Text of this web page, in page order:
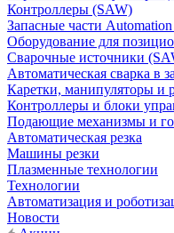
Контроллеры (SAW)
Запасные части
Оборудование для
Сварочные источники
Автоматическая сварка в
Каретки, манипуляторы и
Контроллеры и блоки
Подающие механизмы и
Автоматическая резка
Машины резки
Плазменные технологии
Технологии
Автоматизация и
Новости